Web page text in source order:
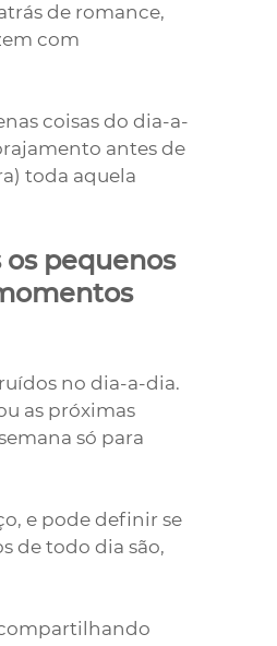
de romance,
com
coisas do dia-a-
antes de
toda aquela
pequenos
no dia-a-dia.
as próximas
só para
e pode definir se
de todo dia são,
compartilhando